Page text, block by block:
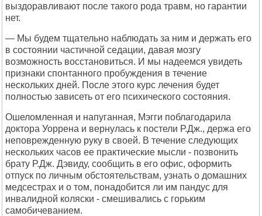
выздоравливают после такого рода травм, но гарантии
нет.
— Мы будем тщательно наблюдать за ним и держать его
в состоянии частичной седации, давая мозгу
возможность восстановиться. И мы надеемся увидеть
признаки спонтанного пробуждения в течение
нескольких дней. После этого курс лечения будет
полностью зависеть от его психического состояния.
Ошеломленная и напуганная, Мэгги поблагодарила
доктора Уоррена и вернулась к постели Р.Дж., держа его
неповрежденную руку в своей. В течение следующих
нескольких часов ее практические мысли - позвонить
брату Р.Дж. Дэвиду, сообщить в его офис, оформить
отпуск по личным обстоятельствам, узнать о домашних
медсестрах и о том, понадобится ли им пандус для
инвалидной коляски - смешивались с горьким
самобичеванием.